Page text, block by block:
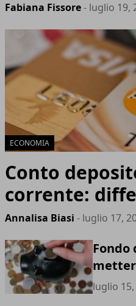
Fabiana Fissore- luglio 19,
ECONOMIA
Conto
corrente:
Annalisa Biasi - luglio 17,
Fondo
luglio 15,